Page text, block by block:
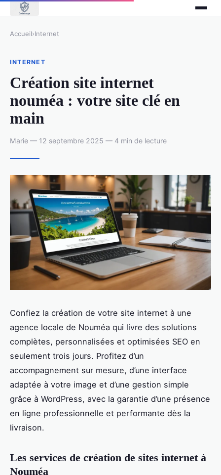
Accueil›Internet
INTERNET
Création site internet
nouméa : votre site clé en
main
Marie — 12 septembre 2025 — 4 min de lecture
Confiez la création de votre site internet à une
agence locale de Nouméa qui livre des solutions
complètes, personnalisées et optimisées SEO en
seulement trois jours. Profitez d’un
accompagnement sur mesure, d’une interface
adaptée à votre image et d’une gestion simple
grâce à WordPress, avec la garantie d’une présence
en ligne professionnelle et performante dès la
livraison.
Les services de création de sites internet à
Nouméa